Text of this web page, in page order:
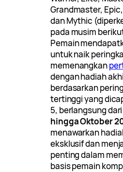
Grandmaster,
dan Mythic
pada musim
Pemain
untuk naik
memenangkan
dengan hadiah
berdasarkan
tertinggi yang
5, berlangsung
hingga Oktober
menawarkan
eksklusif dan
penting dalam
basis pemain